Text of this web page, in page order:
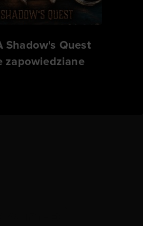
Shadow's Quest
zapowiedziane